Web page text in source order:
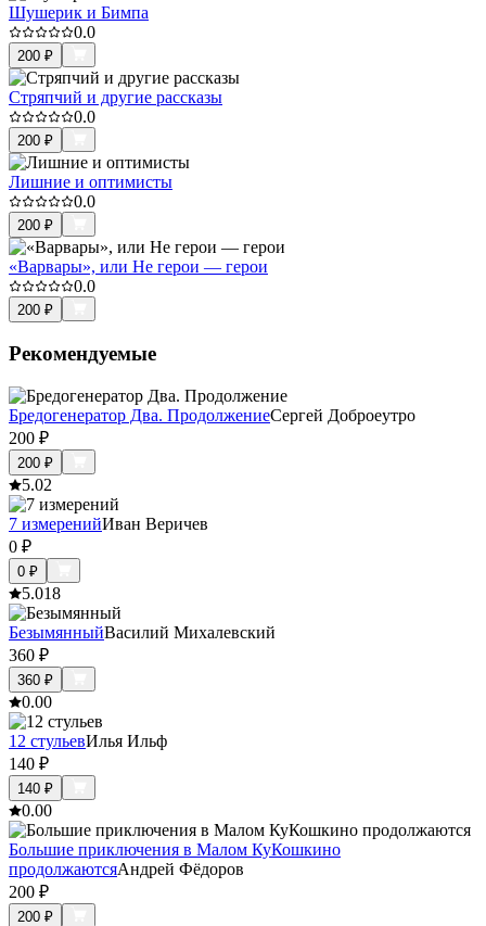
Шушерик и Бимпа
0.0
200 ₽
Стряпчий и другие рассказы
0.0
200 ₽
Лишние и оптимисты
0.0
200 ₽
«Варвары», или Не герои — герои
0.0
200 ₽
Рекомендуемые
Бредогенератор Два. ПродолжениеСергей Доброеутро
200 ₽
200 ₽
5.02
7 измеренийИван Веричев
0 ₽
0 ₽
5.018
БезымянныйВасилий Михалевский
360 ₽
360 ₽
0.00
12 стульевИлья Ильф
140 ₽
140 ₽
0.00
Большие приключения в Малом КуКошкино
продолжаютсяАндрей Фёдоров
200 ₽
200 ₽